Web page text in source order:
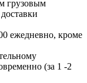
грузовым
ежедневно, кроме
(за 1 -2